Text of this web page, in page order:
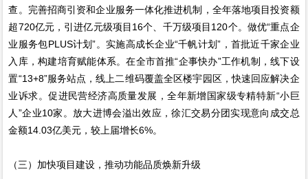
查。完善招商引资和企业服务一体化推进机制，全年落地项目投资额
超720亿元，引进亿元级项目16个、千万级项目120个。做优“重点企
业服务包PLUS计划”。实施高成长企业“千帆计划”，首批近千家企业
入库，构建培育赋能体系。在全市首推“企事快办”工作机制，线下设
置“13+8”服务站点，线上二维码覆盖全区楼宇园区，快速回应解决企
业诉求。促进民营经济高质量发展，全年新增国家级专精特新“小巨
人”企业10家。放大进博会溢出效应，徐汇交易分团实现意向成交总
金额14.03亿美元，较上届增长6%。
（三）加快项目建设，推动功能品质焕新升级